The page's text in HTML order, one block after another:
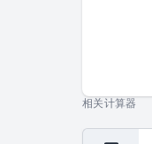
相关计算器